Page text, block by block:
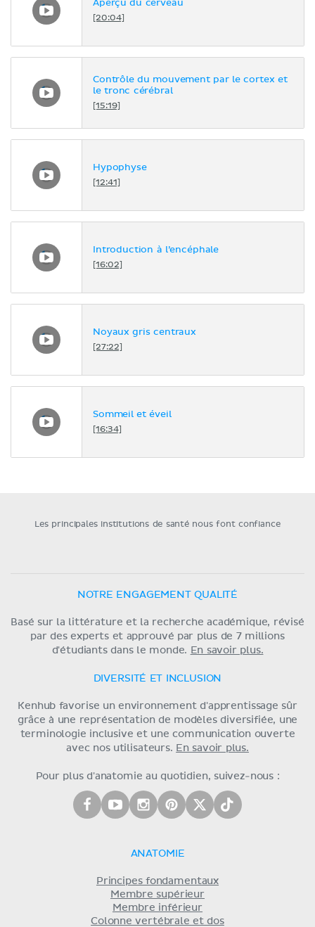
Aperçu du cerveau
[20:04]
Contrôle du mouvement par le cortex et
le tronc cérébral
[15:19]
Hypophyse
[12:41]
Introduction à l’encéphale
[16:02]
Noyaux gris centraux
[27:22]
Sommeil et éveil
[16:34]
Les principales institutions de santé nous font confiance
NOTRE ENGAGEMENT QUALITÉ
Basé sur la littérature et la recherche académique, révisé
par des experts et approuvé par plus de 7 millions
d'étudiants dans le monde. En savoir plus.
DIVERSITÉ ET INCLUSION
Kenhub favorise un environnement d'apprentissage sûr
grâce à une représentation de modèles diversifiée, une
terminologie inclusive et une communication ouverte
avec nos utilisateurs. En savoir plus.
Pour plus d'anatomie au quotidien, suivez-nous :
ANATOMIE
Principes fondamentaux
Membre supérieur
Membre inférieur
Colonne vertébrale et dos